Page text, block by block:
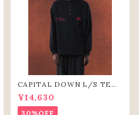
CAPITAL DOWN L/S TEE
(BLK)
¥14,630
30%OFF